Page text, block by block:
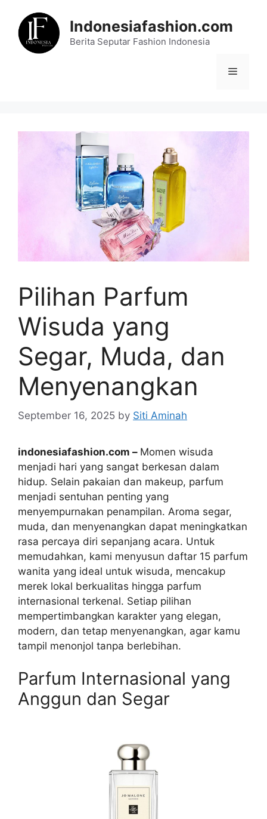
content
Indonesiafashion.com
Berita Seputar Fashion Indonesia
Menu
Pilihan Parfum
Wisuda yang
Segar, Muda, dan
Menyenangkan
September 16, 2025 by Siti Aminah
indonesiafashion.com – Momen wisuda
menjadi hari yang sangat berkesan dalam
hidup. Selain pakaian dan makeup, parfum
menjadi sentuhan penting yang
menyempurnakan penampilan. Aroma segar,
muda, dan menyenangkan dapat meningkatkan
rasa percaya diri sepanjang acara. Untuk
memudahkan, kami menyusun daftar 15 parfum
wanita yang ideal untuk wisuda, mencakup
merek lokal berkualitas hingga parfum
internasional terkenal. Setiap pilihan
mempertimbangkan karakter yang elegan,
modern, dan tetap menyenangkan, agar kamu
tampil menonjol tanpa berlebihan.
Parfum Internasional yang
Anggun dan Segar